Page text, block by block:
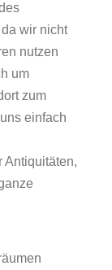
wir nicht
nutzen
um
zum
einfach
Antiquitäten,